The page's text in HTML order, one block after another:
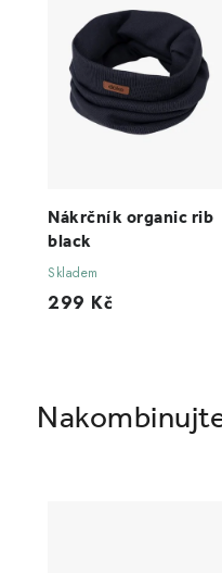
Nákrčník organic rib
black
Skladem
299 Kč